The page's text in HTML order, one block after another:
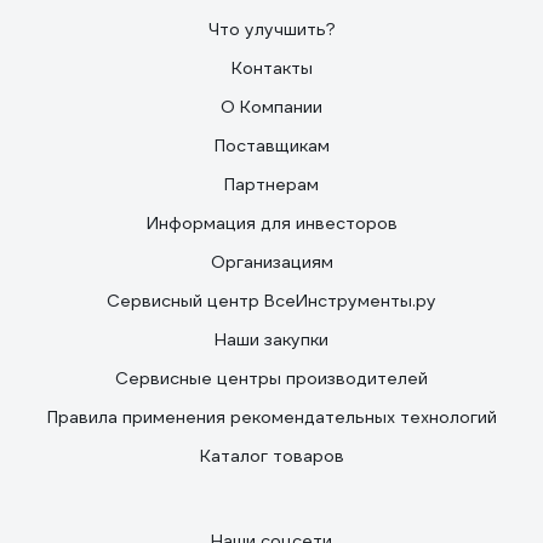
Что улучшить?
Контакты
О Компании
Поставщикам
Партнерам
Информация для инвесторов
Организациям
Сервисный центр ВсеИнструменты.ру
Наши закупки
Сервисные центры производителей
Правила применения рекомендательных технологий
Каталог товаров